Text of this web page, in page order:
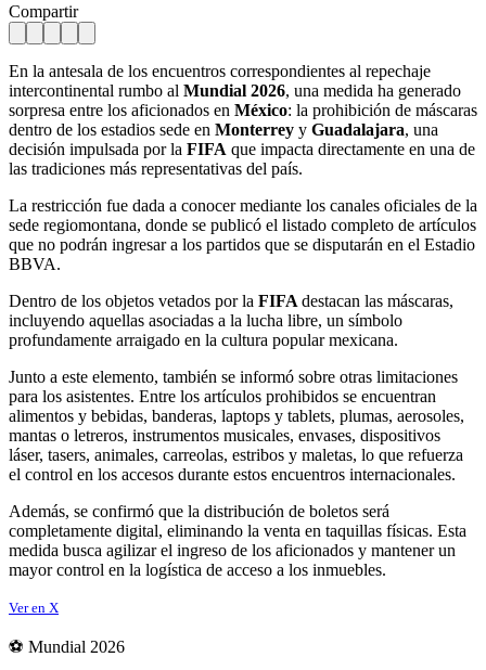
Compartir
En la antesala de los encuentros correspondientes al repechaje
intercontinental rumbo al Mundial 2026, una medida ha generado
sorpresa entre los aficionados en México: la prohibición de máscaras
dentro de los estadios sede en Monterrey y Guadalajara, una
decisión impulsada por la FIFA que impacta directamente en una de
las tradiciones más representativas del país.
La restricción fue dada a conocer mediante los canales oficiales de la
sede regiomontana, donde se publicó el listado completo de artículos
que no podrán ingresar a los partidos que se disputarán en el Estadio
BBVA.
Dentro de los objetos vetados por la FIFA destacan las máscaras,
incluyendo aquellas asociadas a la lucha libre, un símbolo
profundamente arraigado en la cultura popular mexicana.
Junto a este elemento, también se informó sobre otras limitaciones
para los asistentes. Entre los artículos prohibidos se encuentran
alimentos y bebidas, banderas, laptops y tablets, plumas, aerosoles,
mantas o letreros, instrumentos musicales, envases, dispositivos
láser, tasers, animales, carreolas, estribos y maletas, lo que refuerza
el control en los accesos durante estos encuentros internacionales.
Además, se confirmó que la distribución de boletos será
completamente digital, eliminando la venta en taquillas físicas. Esta
medida busca agilizar el ingreso de los aficionados y mantener un
mayor control en la logística de acceso a los inmuebles.
Ver en X
⚽ Mundial 2026